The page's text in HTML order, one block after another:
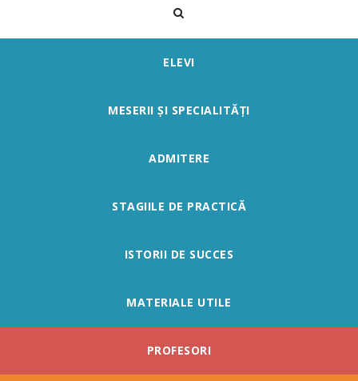
ELEVI
MESERII ȘI SPECIALITĂȚI
ADMITERE
STAGIILE DE PRACTICĂ
ISTORII DE SUCCES
MATERIALE UTILE
PROFESORI